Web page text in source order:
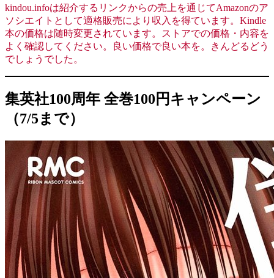
kindou.infoは紹介するリンクからの売上を通じてAmazonのア
ソシエイトとして適格販売により収入を得ています。Kindle
本の価格は随時変更されています。ストアでの価格・内容を
よく確認してください。良い価格で良い本を。きんどるどう
でしょうでした。
集英社100周年 全巻100円キャンペーン
（7/5まで）